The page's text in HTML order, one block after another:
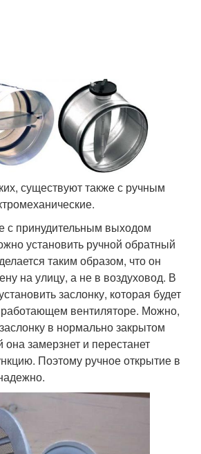
существуют также с ручным
с принудительным выходом
установить ручной обратный
таким образом, что он
на улицу, а не в воздуховод. В
заслонку, которая будет
работающем вентиляторе. Можно,
в нормально закрытом
замерзнет и перестанет
Поэтому ручное открытие в